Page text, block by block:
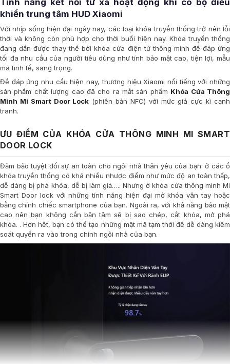
Tính năng kết nối từ xa hoạt động khi có bộ điều
khiển trung tâm HUD Xiaomi
Với nhịp sống hiện đại ngày nay, các loại khóa truyền thống trở nên lỗi
thời và không còn phù hợp cho thời buổi hiện nay. Khóa truyền thống
đang dần được thay thế bởi khóa cửa điện tử thông minh để đáp ứng
tối đa nhu cầu của người tiêu dùng như tính bảo mật cao, tiện lợi, mẫu
mã tinh tế, sang trọng.
Để đáp ứng nhu cầu hiện nay, thương hiệu Xiaomi nổi tiếng với những
sản phẩm chất lượng cao đã cho ra mắt sản phẩm Khóa Cửa Thông
Minh Mi Smart Door Lock (phiên bản NFC) với mức giá cực kì cạnh
tranh.
ƯU ĐIỂM CỦA KHÓA CỬA THÔNG MINH MI SMART
DOOR LOCK
Đảm bảo tuyệt đối sự an toàn cho ngôi nhà thân yêu của bạn: ở các ổ
khóa truyền thống có khá nhiều nhược điểm như mức độ an toàn thấp,
dễ dàng bị phá khóa, dễ bị làm giả….. Nhưng ở khóa cửa thông minh Mi
Smart Door lock với những tính năng hiện đại mở khóa vân tay hoặc
bằng chính chiếc smartphone của bạn. Ngoài ra, với khả năng bảo mật
cao nên bạn không cần bận tâm sẽ bị sao chép, cắt khóa, mở phá
khóa. . Hơn hết, bạn có thể tạo những mật mã tạm thời để dễ dàng kiểm
soát quyền ra vào trong chính ngôi nhà của bạn.